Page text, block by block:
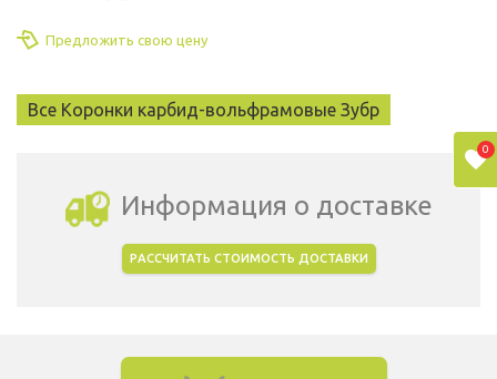
Предложить свою цену
Все Коронки карбид-вольфрамовые Зубр
Информация о доставке
РАССЧИТАТЬ СТОИМОСТЬ ДОСТАВКИ
0